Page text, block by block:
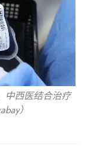
中西医结合治疗
）